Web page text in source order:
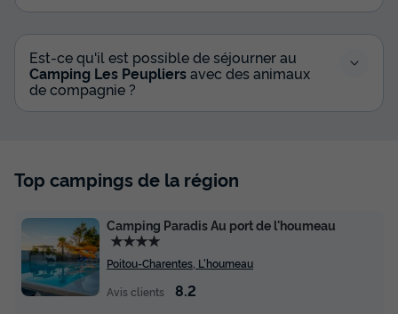
Est-ce qu'il est possible de séjourner au
Camping Les Peupliersavec des animaux
de compagnie ?
Top campings de la région
Camping Paradis Au port de l'houmeau
★★★★
Poitou-Charentes, L'houmeau
Avis clients
8.2